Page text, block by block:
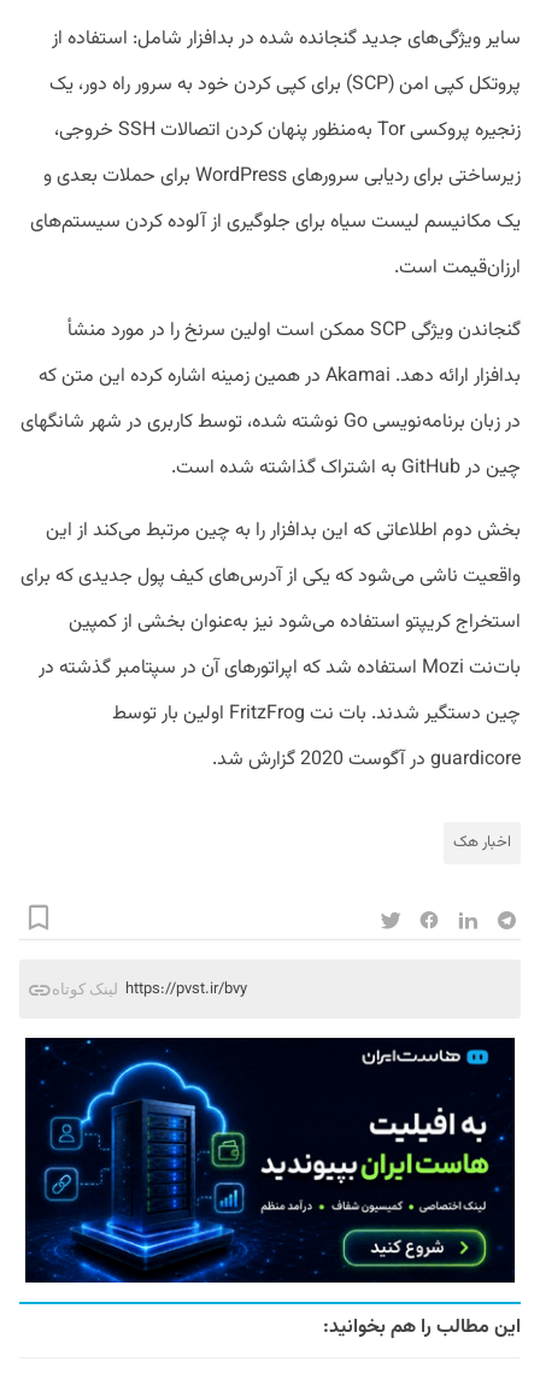
سایر ویژگی‌های جدید گنجانده‌ شده در بدافزار شامل: استفاده از
پروتکل کپی امن (SCP) برای کپی کردن خود به سرور راه دور، یک
زنجیره پروکسی Tor به‌منظور پنهان کردن اتصالات SSH خروجی،
زیرساختی برای ردیابی سرورهای WordPress برای حملات بعدی و
یک مکانیسم لیست سیاه برای جلوگیری از آلوده کردن سیستم‌های
ارزان‌قیمت است.
گنجاندن ویژگی SCP ممکن است اولین سرنخ را در مورد منشأ
بدافزار ارائه دهد. Akamai در همین زمینه اشاره کرده این متن که
در زبان برنامه‌نویسی Go نوشته‌ شده، توسط کاربری در شهر شانگهای
چین در GitHub به اشتراک گذاشته‌ شده است.
بخش دوم اطلاعاتی که این بدافزار را به چین مرتبط می‌کند از این
واقعیت ناشی می‌شود که یکی از آدرس‌های کیف پول جدیدی که برای
استخراج کریپتو استفاده می‌شود نیز به‌عنوان بخشی از کمپین
بات‌نت Mozi استفاده شد که اپراتورهای آن در سپتامبر گذشته در
چین دستگیر شدند. بات نت FritzFrog اولین بار توسط
guardicore در آگوست 2020 گزارش شد.
اخبار هک
لینک کوتاه https://pvst.ir/bvy
این مطالب را هم بخوانید: